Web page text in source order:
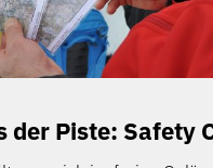
der Piste: Safety